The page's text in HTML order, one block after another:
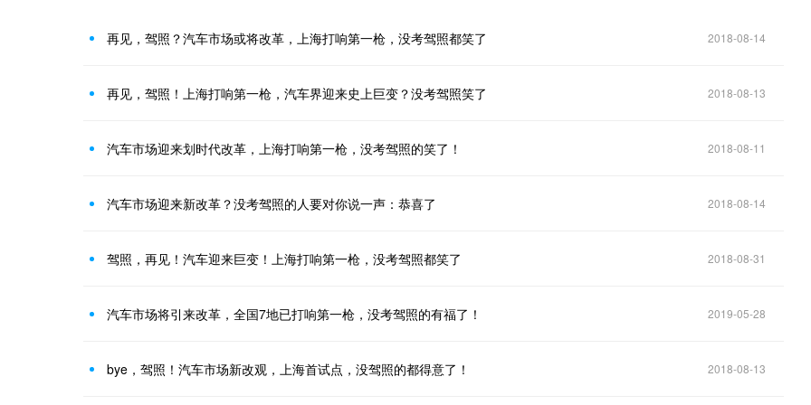
再见，驾照？汽车市场或将改革，上海打响第一枪，没考驾照都笑了 2018-08-14
再见，驾照！上海打响第一枪，汽车界迎来史上巨变？没考驾照笑了 2018-08-13
汽车市场迎来划时代改革，上海打响第一枪，没考驾照的笑了！ 2018-08-11
汽车市场迎来新改革？没考驾照的人要对你说一声：恭喜了 2018-08-14
驾照，再见！汽车迎来巨变！上海打响第一枪，没考驾照都笑了 2018-08-31
汽车市场将引来改革，全国7地已打响第一枪，没考驾照的有福了！ 2019-05-28
bye，驾照！汽车市场新改观，上海首试点，没驾照的都得意了！ 2018-08-13